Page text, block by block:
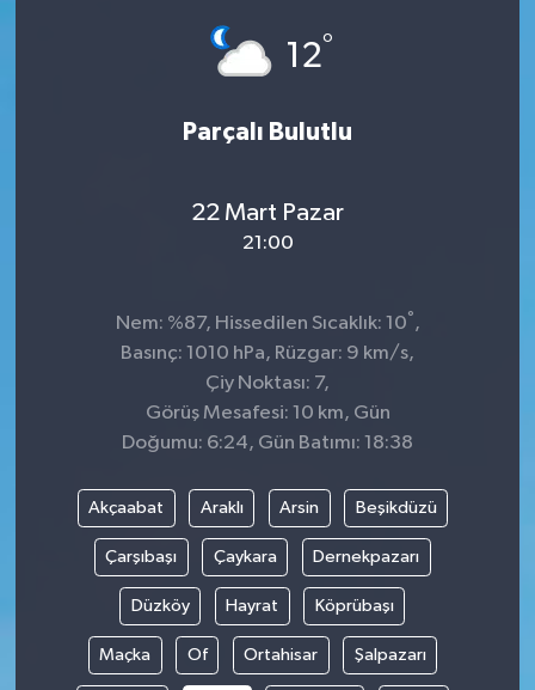
12°
Parçalı Bulutlu
22 Mart Pazar
21:00
Nem: %87, Hissedilen Sıcaklık: 10° ,
Basınç: 1010 hPa, Rüzgar: 9 km/s,
Çiy Noktası: 7,
Görüş Mesafesi: 10 km, Gün
Doğumu: 6:24, Gün Batımı: 18:38
Akçaabat Araklı Arsin Beşikdüzü
Çarşıbaşı Çaykara Dernekpazarı
Düzköy Hayrat Köprübaşı
Maçka Of Ortahisar Şalpazarı